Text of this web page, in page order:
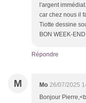
l'argent
car chez nous il
Tiotte dessine
BON WEEK-END
Répondre
M Mo 26/07/2025
Bonjour